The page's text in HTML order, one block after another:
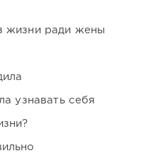
жизни ради жены
узнавать себя